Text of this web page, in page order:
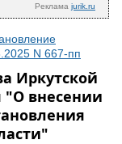
Реклама jurik.ru
N 667-пп
Иркутской
"О внесении